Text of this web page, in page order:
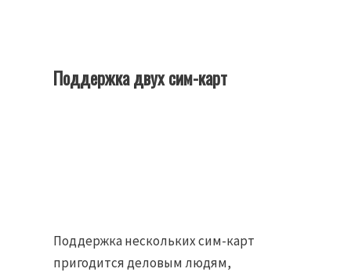
Поддержка двух сим-карт
Поддержка нескольких сим-карт
пригодится деловым людям,